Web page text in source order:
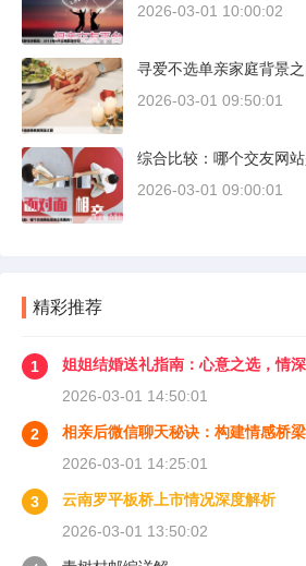
2026-03-01 10:00:02
寻爱不选单亲家庭背景之
2026-03-01 09:50:01
综合比较：哪个交友网
2026-03-01 09:00:01
精彩推荐
1
姐姐结婚送礼指南：心意之选，情
2026-03-01 14:50:01
2
相亲后微信聊天秘诀：构建情感桥
2026-03-01 14:25:01
3
云南罗平板桥上市情况深度解析
2026-03-01 13:50:02